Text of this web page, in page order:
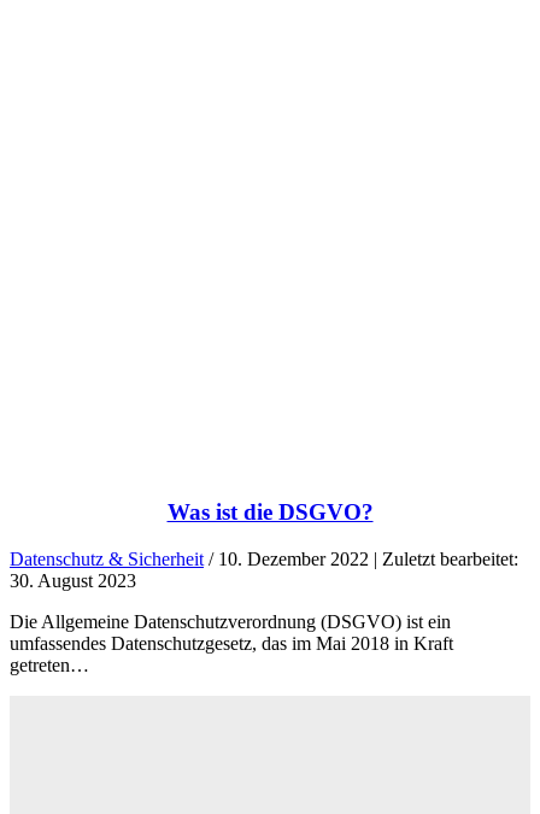
Was ist die DSGVO?
Datenschutz & Sicherheit / 10. Dezember 2022 | Zuletzt bearbeitet:
30. August 2023
Die Allgemeine Datenschutzverordnung (DSGVO) ist ein
umfassendes Datenschutzgesetz, das im Mai 2018 in Kraft
getreten…